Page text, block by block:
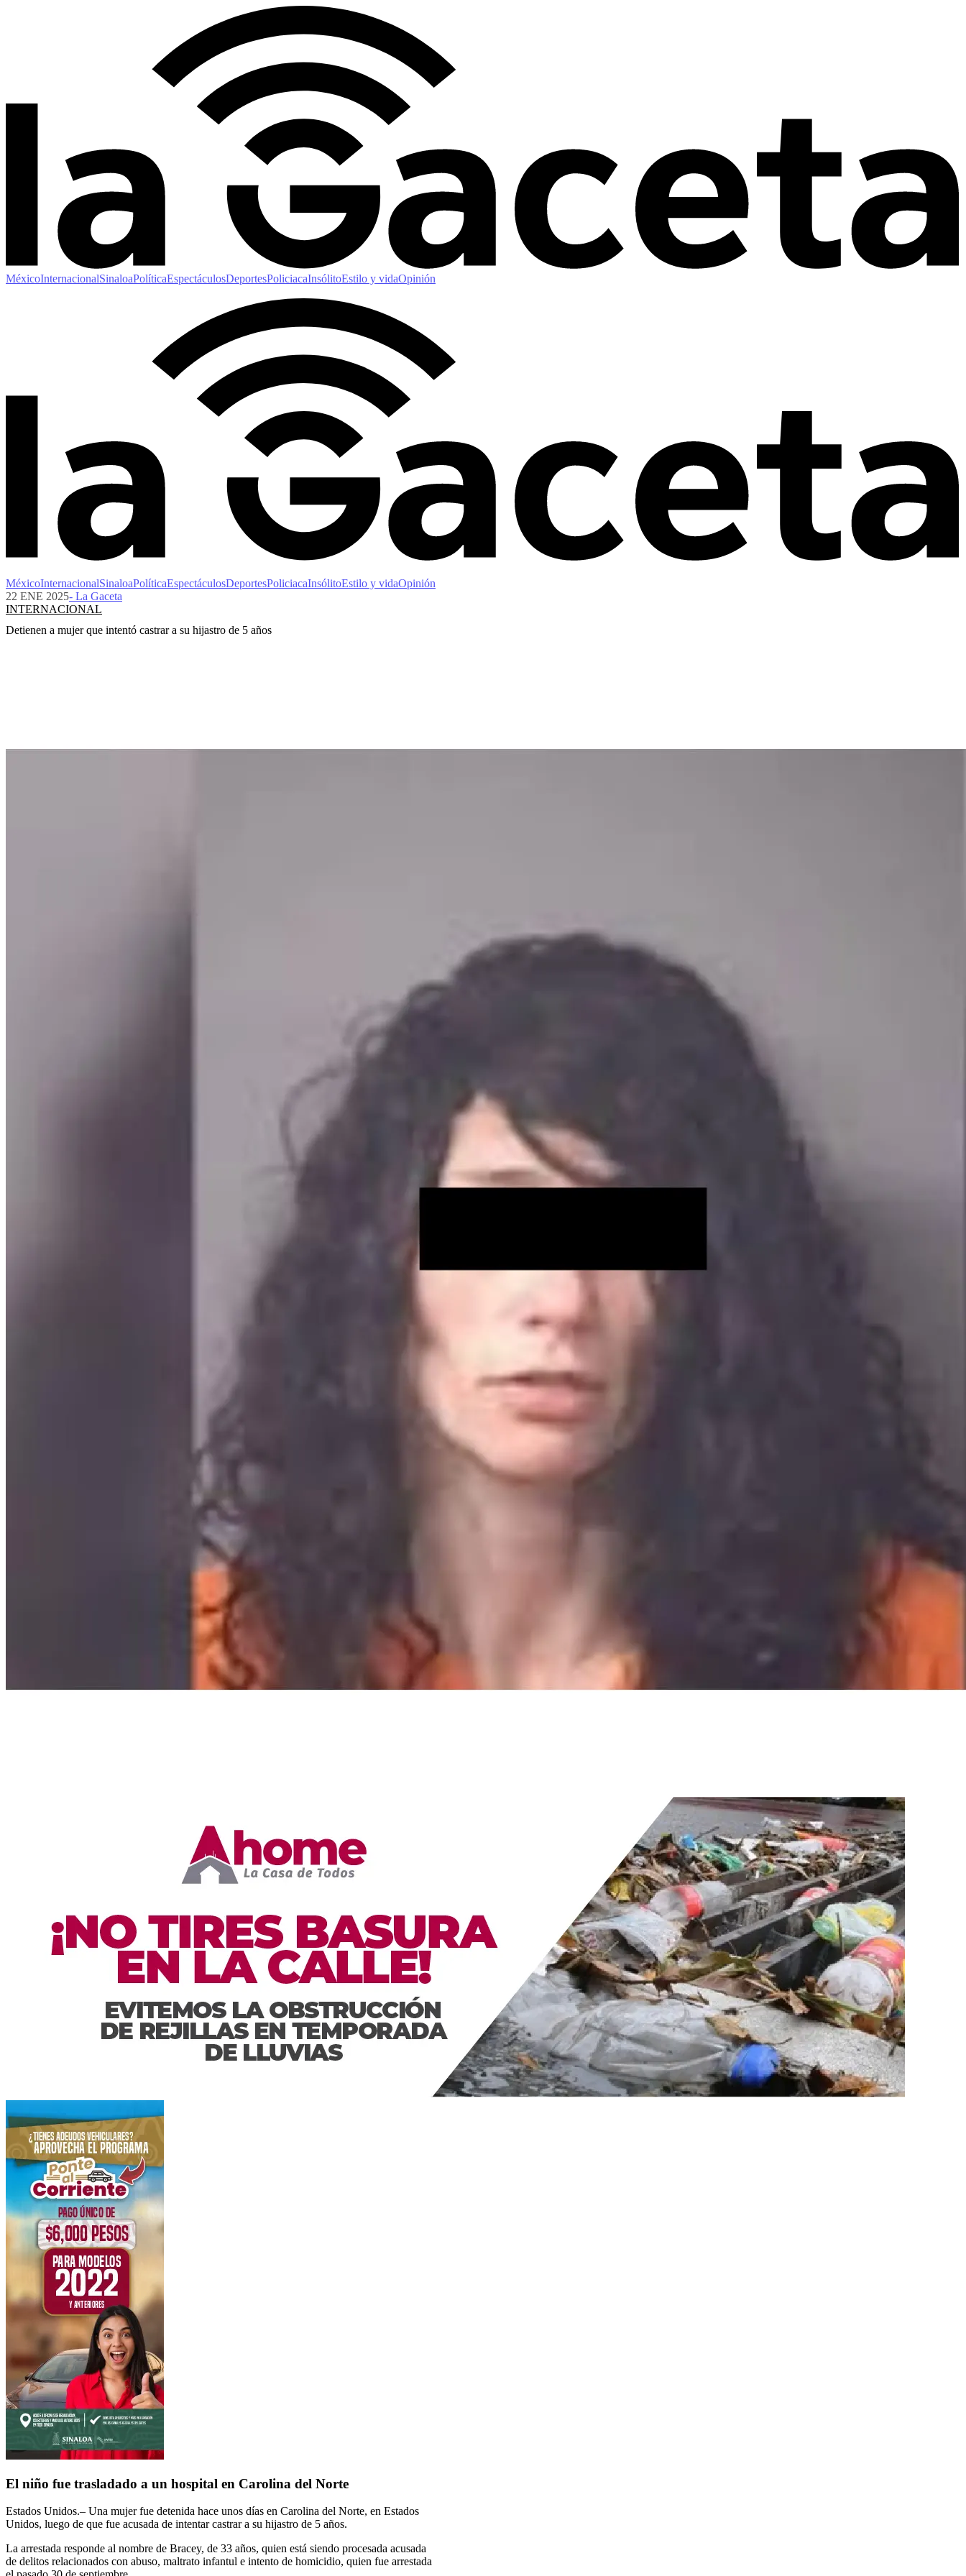
MéxicoInternacionalSinaloaPolíticaEspectáculosDeportesPoliciacaInsólitoEstilo y vidaOpinión
MéxicoInternacionalSinaloaPolíticaEspectáculosDeportesPoliciacaInsólitoEstilo y vidaOpinión
22 ENE 2025- La Gaceta
INTERNACIONAL
Detienen a mujer que intentó castrar a su hijastro de 5 años
El niño fue trasladado a un hospital en Carolina del Norte
Estados Unidos.– Una mujer fue detenida hace unos días en Carolina del Norte, en Estados
Unidos, luego de que fue acusada de intentar castrar a su hijastro de 5 años.
La arrestada responde al nombre de Bracey, de 33 años, quien está siendo procesada acusada
de delitos relacionados con abuso, maltrato infantul e intento de homicidio, quien fue arrestada